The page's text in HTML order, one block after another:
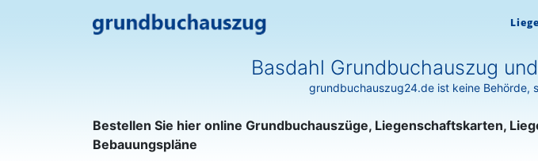
Basdahl Grundbuchauszug
grundbuchauszug24.de ist keine Behörde,
Bestellen Sie hier online Grundbuchauszüge, Liegenschaftskarten,
Bebauungspläne